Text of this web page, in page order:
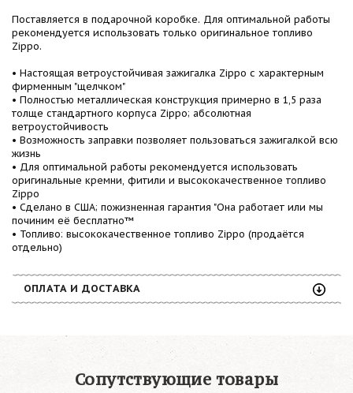
Поставляется в подарочной коробке. Для оптимальной работы
рекомендуется использовать только оригинальное топливо
Zippo.
• Настоящая ветроустойчивая зажигалка Zippo с характерным
фирменным "щелчком"
• Полностью металлическая конструкция примерно в 1,5 раза
толще стандартного корпуса Zippo; абсолютная
ветроустойчивость
• Возможность заправки позволяет пользоваться зажигалкой всю
жизнь
• Для оптимальной работы рекомендуется использовать
оригинальные кремни, фитили и высококачественное топливо
Zippo
• Сделано в США; пожизненная гарантия "Она работает или мы
починим её бесплатно™
• Топливо: высококачественное топливо Zippo (продаётся
отдельно)
ОПЛАТА И ДОСТАВКА
Сопутствующие товары